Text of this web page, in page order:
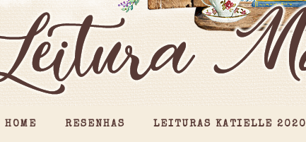
HOME RESENHAS LEITURAS KATIELLE 2020